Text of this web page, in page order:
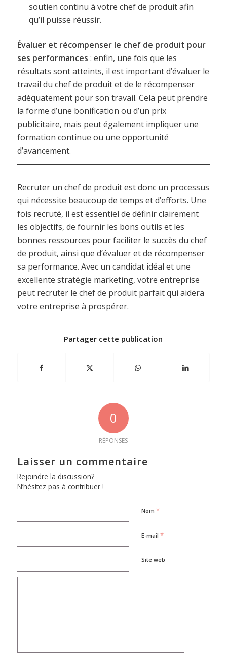
soutien continu à votre chef de produit afin
qu’il puisse réussir.
Évaluer et récompenser le chef de produit pour
ses performances : enfin, une fois que les
résultats sont atteints, il est important d’évaluer le
travail du chef de produit et de le récompenser
adéquatement pour son travail. Cela peut prendre
la forme d’une bonification ou d’un prix
publicitaire, mais peut également impliquer une
formation continue ou une opportunité
d’avancement.
Recruter un chef de produit est donc un processus
qui nécessite beaucoup de temps et d’efforts. Une
fois recruté, il est essentiel de définir clairement
les objectifs, de fournir les bons outils et les
bonnes ressources pour faciliter le succès du chef
de produit, ainsi que d’évaluer et de récompenser
sa performance. Avec un candidat idéal et une
excellente stratégie marketing, votre entreprise
peut recruter le chef de produit parfait qui aidera
votre entreprise à prospérer.
Partager cette publication
0
RÉPONSES
Laisser un commentaire
Rejoindre la discussion?
N’hésitez pas à contribuer !
Nom *
E-mail *
Site web